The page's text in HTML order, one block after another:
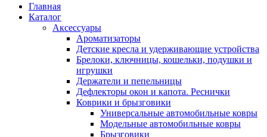
Главная
Каталог
Аксессуары
Ароматизаторы
Детские кресла и удерживающие устройства
Брелоки, ключницы, кошельки, подушки и
игрушки
Держатели и пепельницы
Дефлекторы окон и капота. Реснички
Коврики и брызговики
Универсальные автомобильные ковры
Модельные автомобильные ковры
Брызговики